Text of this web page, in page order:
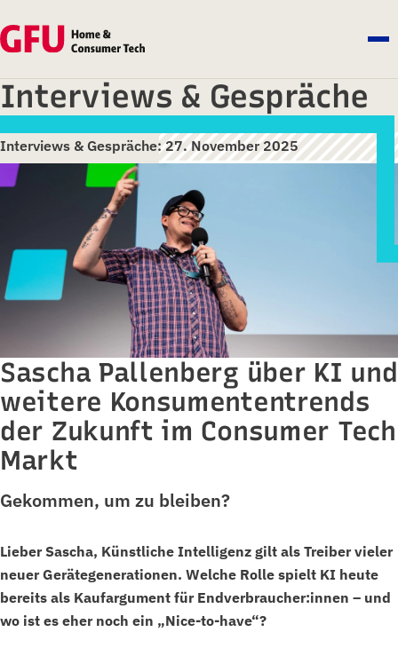
Interviews & Gespräche
Interviews & Gespräche: 27. November 2025
Sascha Pallenberg über KI und
weitere Konsumententrends
der Zukunft im Consumer Tech
Markt
Gekommen, um zu bleiben?
Lieber Sascha, Künstliche Intelligenz gilt als Treiber vieler
neuer Gerätegenerationen. Welche Rolle spielt KI heute
bereits als Kaufargument für Endverbraucher:innen – und
wo ist es eher noch ein „Nice-to-have“?